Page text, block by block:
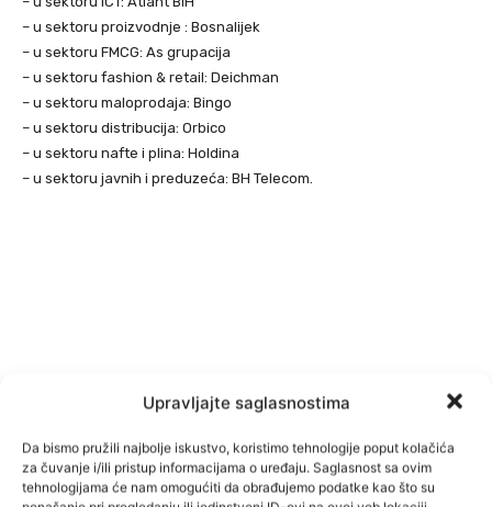
Upravljajte saglasnostima
Da bismo pružili najbolje iskustvo, koristimo tehnologije poput kolačića
za čuvanje i/ili pristup informacijama o uređaju. Saglasnost sa ovim
tehnologijama će nam omogućiti da obrađujemo podatke kao što su
– u sektoru proizvodnje : Bosnalijek
– u sektoru FMCG: As grupacija
– u sektoru fashion & retail: Deichman
– u sektoru maloprodaja: Bingo
– u sektoru distribucija: Orbico
– u sektoru nafte i plina: Holdina
– u sektoru javnih i preduzeća: BH Telecom.